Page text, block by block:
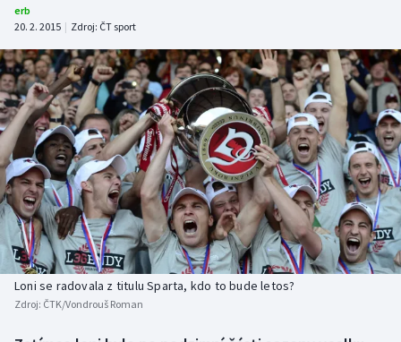
Hokej
Tenis
DALŠÍ SPORTY
Americký fotbal
Atletika
Baseball a softbal
Basketbal
NEPŘEHLÉDNĚTE
Soutěže
Historické návraty
Aplikace ČT sport
erb
20. 2. 2015 | Zdroj: ČT sport
Loni se radovala z titulu Sparta, kdo to bude letos?
Zdroj: ČTK/Vondrouš Roman